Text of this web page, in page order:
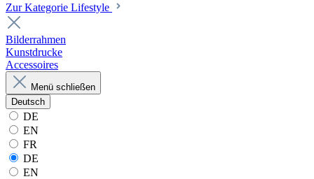
Zur Kategorie Lifestyle
Bilderrahmen
Kunstdrucke
Accessoires
Menü schließen
Deutsch
DE
EN
FR
DE
EN